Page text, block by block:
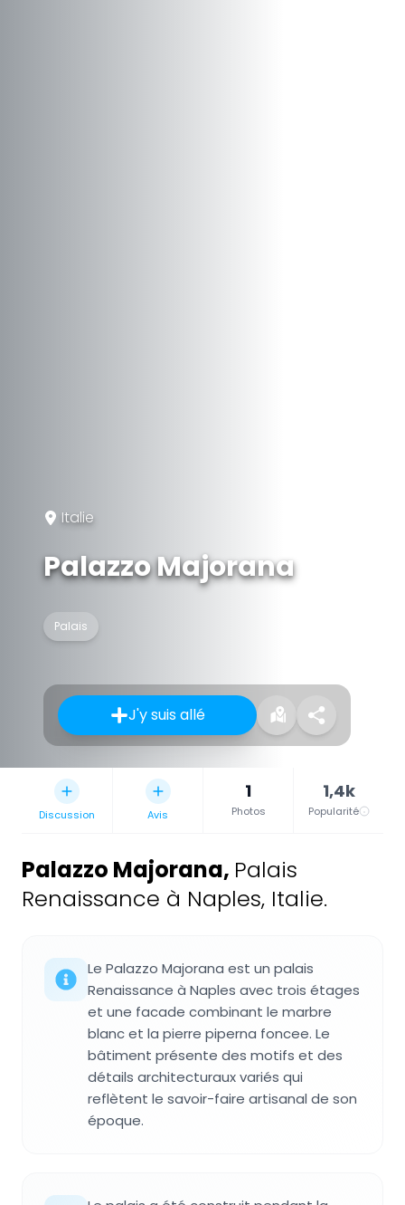
Italie
Palazzo Majorana
Palais
J'y suis allé
Discussion Avis
1
Photos
1,4k
Popularité
Palazzo Majorana, Palais
Renaissance à Naples, Italie.
Le Palazzo Majorana est un palais
Renaissance à Naples avec trois étages
et une facade combinant le marbre
blanc et la pierre piperna foncee. Le
bâtiment présente des motifs et des
détails architecturaux variés qui
reflètent le savoir-faire artisanal de son
époque.